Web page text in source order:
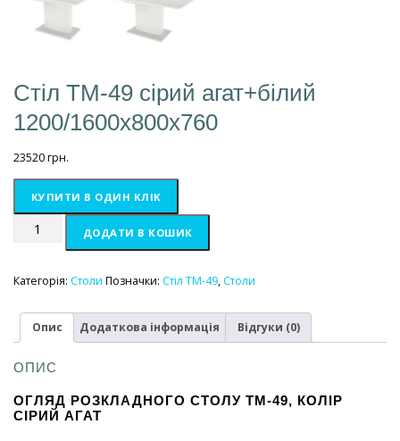
Стіл TM-49 сірий агат+білий
1200/1600х800х760
23520грн.
КУПИТИ В ОДИН КЛІК
сірий
1200/1600х800х760
кількість
ДОДАТИ В КОШИК
Категорія: Столи Позначки: Стіл TM-49, Столи
Опис Додаткова інформація Відгуки (0)
ОПИС
ОГЛЯД РОЗКЛАДНОГО СТОЛУ TM-49, КОЛІР
СІРИЙ АГАТ